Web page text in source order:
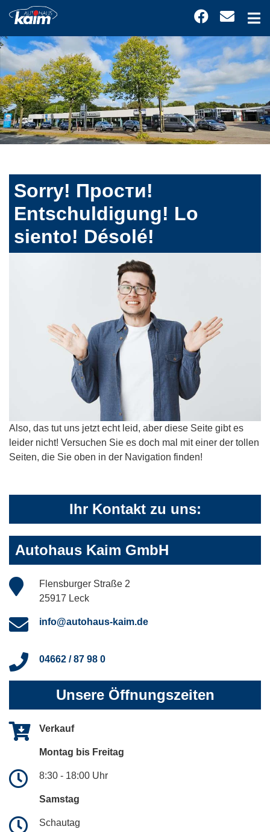
Sorry! Прости!
Entschuldigung! Lo
siento! Désolé!
Also, das tut uns jetzt echt leid, aber diese Seite gibt es
leider nicht! Versuchen Sie es doch mal mit einer der tollen
Seiten, die Sie oben in der Navigation finden!
Ihr Kontakt zu uns:
Autohaus Kaim GmbH
Flensburger Straße 2
25917 Leck
info@autohaus-kaim.de
04662 / 87 98 0
Unsere Öffnungszeiten
Verkauf
Montag bis Freitag
8:30 - 18:00 Uhr
Samstag
Schautag